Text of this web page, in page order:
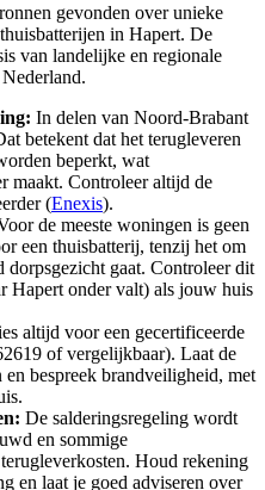
gevonden over unieke
in Hapert. De
van landelijke en regionale
In delen van Noord-Brabant
betekent dat het terugleveren
beperkt, wat
maakt. Controleer altijd de
(Enexis).
de meeste woningen is geen
een thuisbatterij, tenzij het om
dorpsgezicht gaat. Controleer dit
Hapert onder valt) als jouw huis
altijd voor een gecertificeerde
of vergelijkbaar). Laat de
bespreek brandveiligheid, met
De salderingsregeling wordt
en sommige
Houd rekening
en laat je goed adviseren over